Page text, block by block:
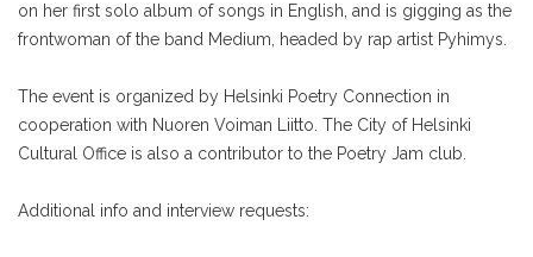
on her first solo album of songs in English, and is gigging as the
frontwoman of the band Medium, headed by rap artist Pyhimys.
The event is organized by Helsinki Poetry Connection in
cooperation with Nuoren Voiman Liitto. The City of Helsinki
Cultural Office is also a contributor to the Poetry Jam club.
Additional info and interview requests: